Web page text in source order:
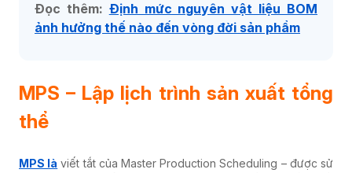
Đọc thêm: Định mức nguyên vật liệu BOM
ảnh hưởng thế nào đến vòng đời sản phẩm
MPS – Lập lịch trình sản xuất tổng
thể
MPS là viết tắt của Master Production Scheduling – được sử